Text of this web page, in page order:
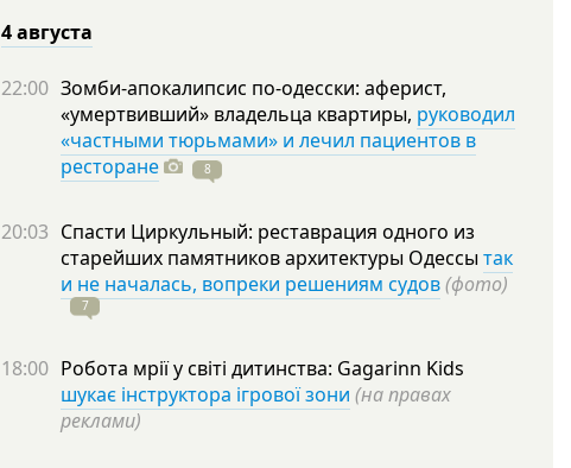
4 августа
22:00 Зомби-апокалипсис по-одесски: аферист,
«умертвивший» владельца квартиры, руководил
«частными тюрьмами» и лечил пациентов в
ресторане
8
20:03 Спасти Циркульный: реставрация одного из
старейших памятников архитектуры Одессы так
и не началась, вопреки решениям судов(фото)
7
18:00 Робота мрії у світі дитинства: Gagarinn Kids
шукає інструктора ігрової зони (на правах
реклами)